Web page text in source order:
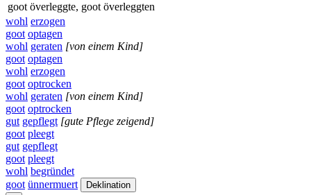
goot överleggte, goot överleggten
wohl erzogen
goot optagen
wohl geraten [von einem Kind]
goot optagen
wohl erzogen
goot optrocken
wohl geraten [von einem Kind]
goot optrocken
gut gepflegt [gute Pflege zeigend]
goot pleegt
gut gepflegt
goot pleegt
wohl begründet
goot ünnermuert
Deklination